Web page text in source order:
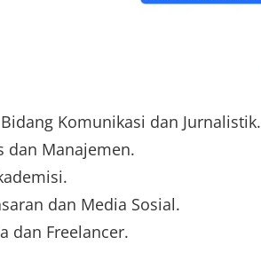
Komunikasi dan Jurnalistik.
dan Manajemen.
dan Media Sosial.
dan Freelancer.